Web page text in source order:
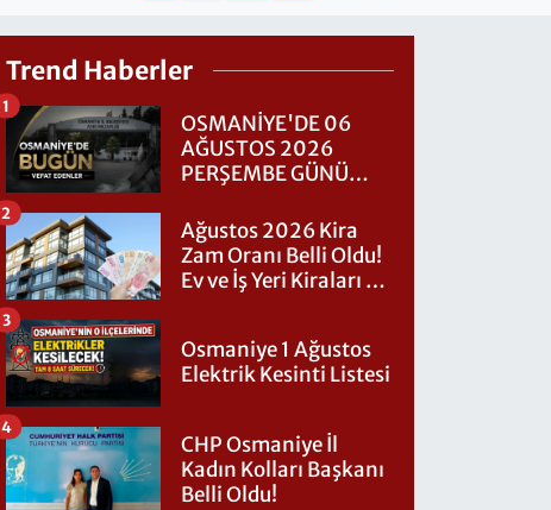
Trend Haberler
OSMANİYE'DE 06
AĞUSTOS 2026
PERŞEMBE GÜNÜ
1
Ağustos 2026 Kira
Zam Oranı Belli Oldu!
Ev ve İş Yeri Kiraları Ne
2
Osmaniye 1 Ağustos
Elektrik Kesinti Listesi
3
CHP Osmaniye İl
Kadın Kolları Başkanı
Belli Oldu!
4